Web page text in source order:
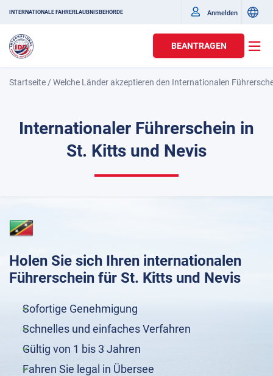
INTERNATIONALE FAHRERLAUBNISBEHÖRDE Anmelden
BEANTRAGEN
Startseite /Welche Länder akzeptieren den Internationalen
Internationaler Führerschein in
St. Kitts und Nevis
Holen Sie sich Ihren internationalen
Führerschein für St. Kitts und Nevis
Sofortige Genehmigung
Schnelles und einfaches Verfahren
Gültig von 1 bis 3 Jahren
Fahren Sie legal in Übersee